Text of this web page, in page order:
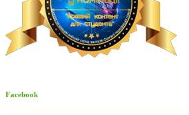
Facebook